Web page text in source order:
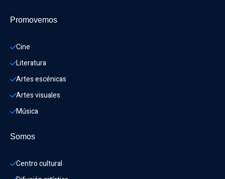
Promovemos
Cine
Literatura
Artes escénicas
Artes visuales
Música
Somos
Centro cultural